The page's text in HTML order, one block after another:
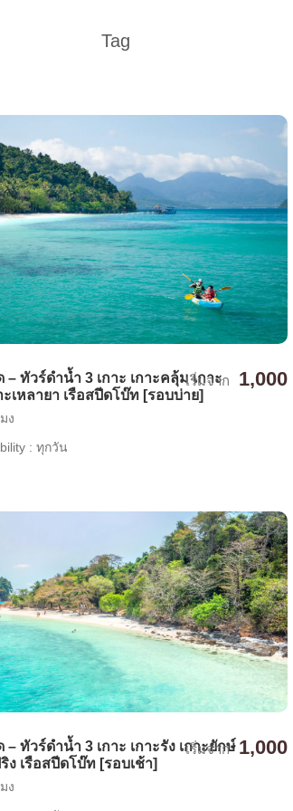
Tag
– ทัวร์ดำน้ำ 3 เกาะ เกาะคลุ้ม เกาะ
ะเหลายา เรือสปีดโบ๊ท [รอบบ่าย]
เริ่มจาก 1,000
ง
: ทุกวัน
– ทัวร์ดำน้ำ 3 เกาะ เกาะรัง เกาะยักษ์
ง เรือสปีดโบ๊ท [รอบเช้า]
เริ่มจาก 1,000
ง